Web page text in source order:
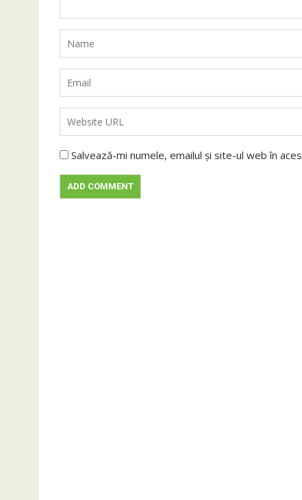
Salvează-mi numele, emailul și site-ul web în